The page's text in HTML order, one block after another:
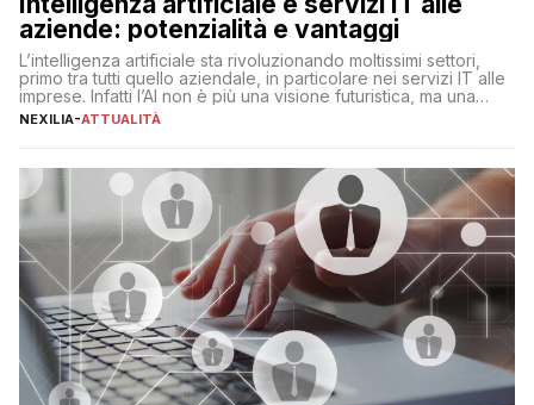
aziende: potenzialità e vantaggi
L’intelligenza artificiale sta rivoluzionando moltissimi settori,
primo tra tutti quello aziendale, in particolare nei servizi IT alle
imprese. Infatti l’AI non è più una visione futuristica, ma una
realtà operativa che sta portando a un cambio significativo in
operazioni, bensì comporta […]
NEXILIA-ATTUALITÀ